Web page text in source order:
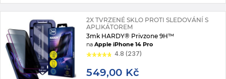
2X TVRZENÉ SKLO PROTI SLEDOVÁNÍ S
APLIKÁTOREM
3mk HARDY® Privzone 9H™
naApple iPhone 14 Pro
4.8 (237)
549,00 Kč